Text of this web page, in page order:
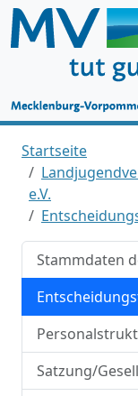
Startseite
e.V.
Stammdaten
Satzung/